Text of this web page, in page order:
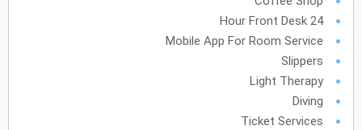
حالأحد نالاثنينثالثلاثاء
حالأحد
24 Hour Front Desk
Mobile App For Room Service
Slippers
Light Therapy
Diving
Ticket Services